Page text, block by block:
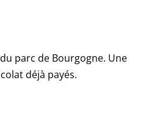
parc de Bourgogne. Une
déjà payés.